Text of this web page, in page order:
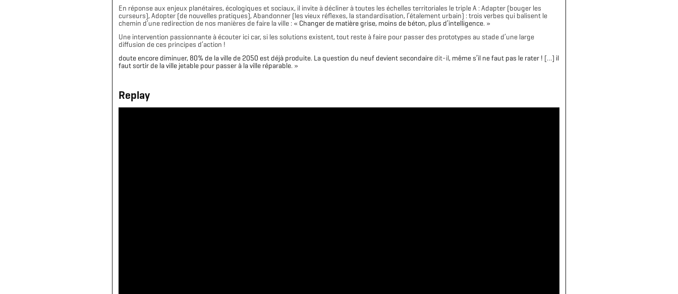
En réponse aux enjeux planétaires, écologiques et sociaux, il invite à décliner à toutes les échelles territoriales le triple A : Adapter (bouger les
curseurs), Adopter (de nouvelles pratiques), Abandonner (les vieux réflexes, la standardisation, l’étalement urbain) : trois verbes qui balisent le
chemin d’une redirection de nos manières de faire la ville : « Changer de matière grise, moins de béton, plus d’intelligence. »
Une intervention passionnante à écouter ici car, si les solutions existent, tout reste à faire pour passer des prototypes au stade d’une large
diffusion de ces principes d’action !
doute encore diminuer, 80% de la ville de 2050 est déjà produite. La question du neuf devient secondaire dit-il, même s’il ne faut pas le rater ! […] il
faut sortir de la ville jetable pour passer à la ville réparable. »
Replay